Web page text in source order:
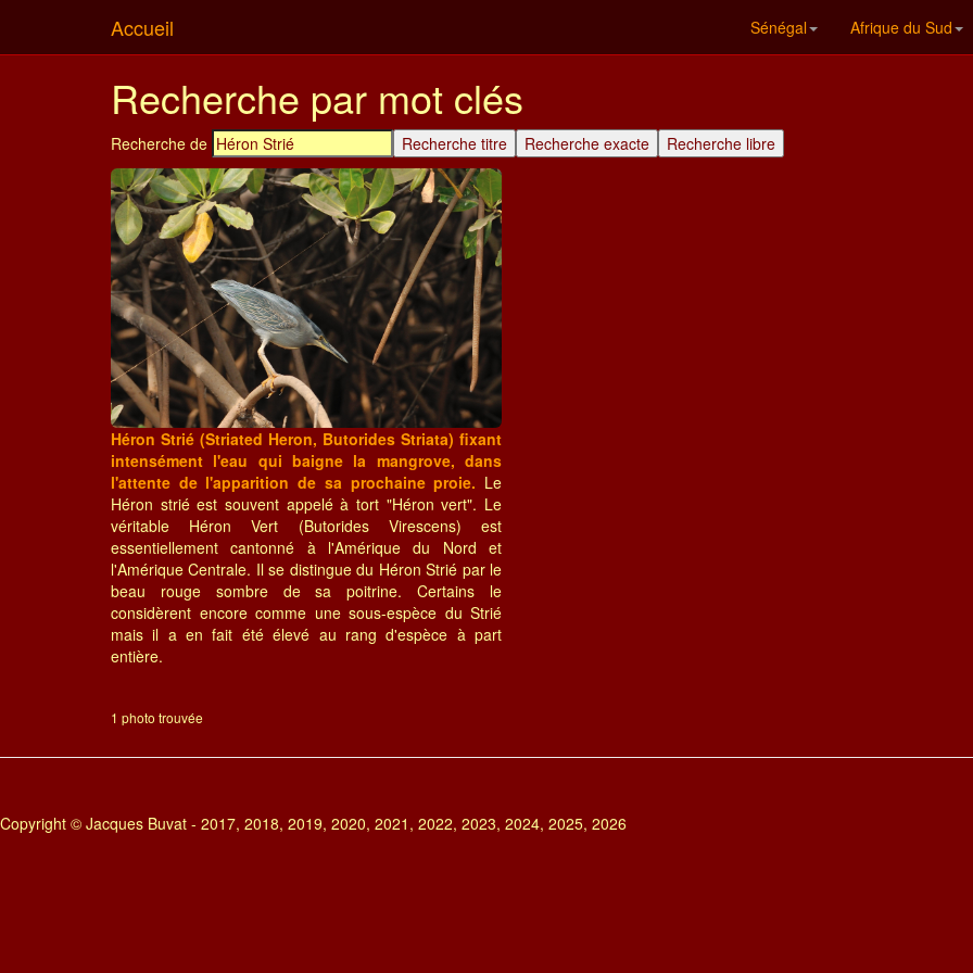
Accueil Sénégal Afrique du Sud
Recherche par mot clés
Recherche de
Héron Strié (Striated Heron, Butorides Striata) fixant
intensément l'eau qui baigne la mangrove, dans
l'attente de l'apparition de sa prochaine proie. Le
Héron strié est souvent appelé à tort "Héron vert". Le
véritable Héron Vert (Butorides Virescens) est
essentiellement cantonné à l'Amérique du Nord et
l'Amérique Centrale. Il se distingue du Héron Strié par le
beau rouge sombre de sa poitrine. Certains le
considèrent encore comme une sous-espèce du Strié
mais il a en fait été élevé au rang d'espèce à part
entière.
1 photo trouvée
Copyright © Jacques Buvat - 2017, 2018, 2019, 2020, 2021, 2022, 2023, 2024, 2025, 2026